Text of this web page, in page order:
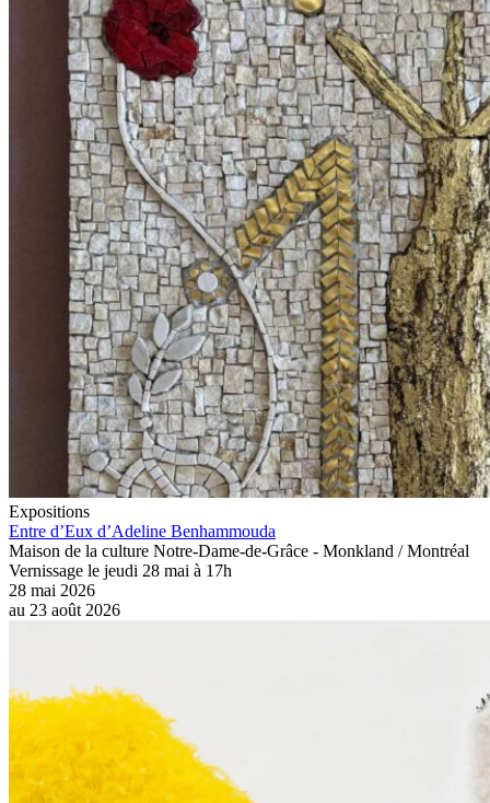
Expositions
Entre d’Eux d’Adeline Benhammouda
Maison de la culture Notre-Dame-de-Grâce - Monkland / Montréal
Vernissage le jeudi 28 mai à 17h
28 mai 2026
au 23 août 2026